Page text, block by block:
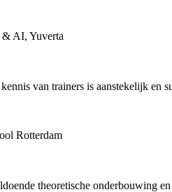
& AI, Yuverta
van trainers is aanstekelijk en
Rotterdam
theoretische onderbouwing